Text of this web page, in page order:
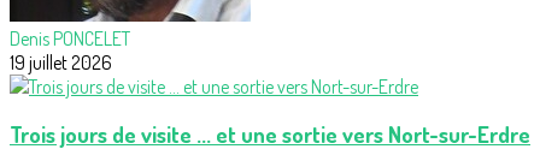
Denis PONCELET
19 juillet 2026
Trois jours de visite ... et une sortie vers Nort-sur-Erdre